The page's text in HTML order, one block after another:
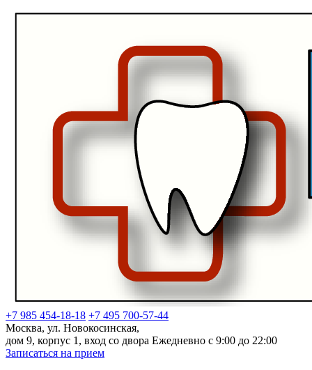
+7 985 454-18-18 +7 495 700-57-44
Москва, ул. Новокосинская,
дом 9, корпус 1, вход со двора Ежедневно с 9:00 до 22:00
Записаться на прием